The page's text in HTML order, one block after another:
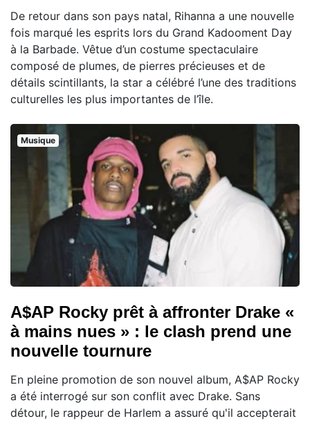
De retour dans son pays natal, Rihanna a une nouvelle
fois marqué les esprits lors du Grand Kadooment Day
à la Barbade. Vêtue d’un costume spectaculaire
composé de plumes, de pierres précieuses et de
détails scintillants, la star a célébré l’une des traditions
culturelles les plus importantes de l’île.
Musique
A$AP Rocky prêt à affronter Drake «
à mains nues » : le clash prend une
nouvelle tournure
En pleine promotion de son nouvel album, A$AP Rocky
a été interrogé sur son conflit avec Drake. Sans
détour, le rappeur de Harlem a assuré qu'il accepterait